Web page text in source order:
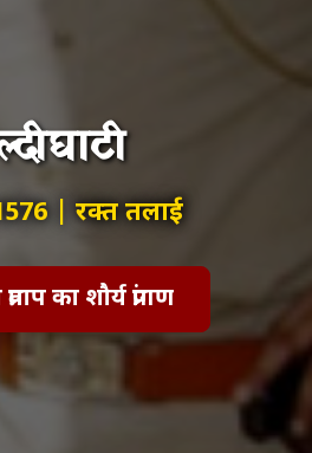
| रक्त तलाई
का शौर्य प्रांगण